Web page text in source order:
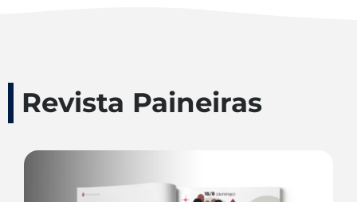
Revista Paineiras